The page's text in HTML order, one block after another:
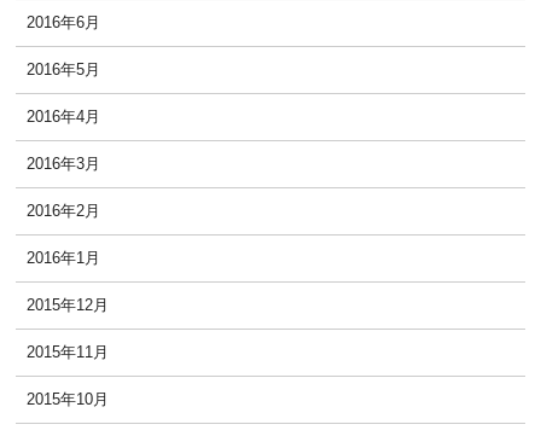
2016年6月
2016年5月
2016年4月
2016年3月
2016年2月
2016年1月
2015年12月
2015年11月
2015年10月